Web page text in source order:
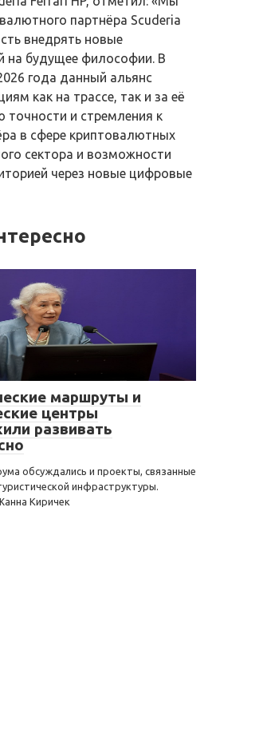
партнёра Scuderia
внедрять новые
на будущее философии. В
года данный альянс
как на трассе, так и за её
точности и стремления к
в сфере криптовалютных
сектора и возможности
через новые цифровые
маршруты и
центры
развивать
обсуждались и проекты, связанные
инфраструктуры.
Киричек